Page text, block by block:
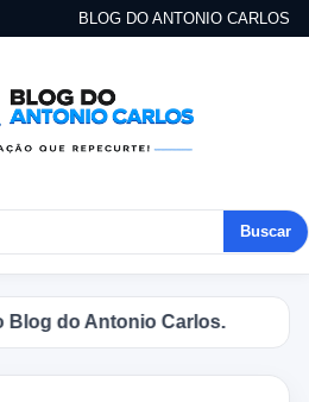
BLOG DO ANTONIO CARLOS
Buscar
Antonio Carlos.